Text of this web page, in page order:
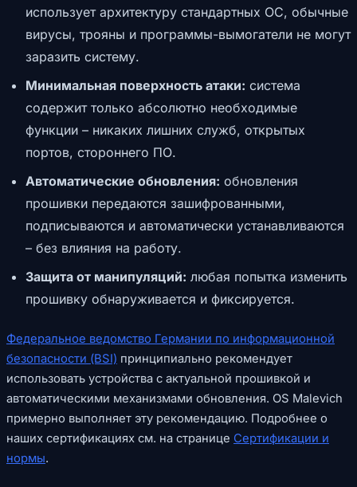
использует архитектуру стандартных ОС, обычные
вирусы, трояны и программы-вымогатели не могут
заразить систему.
Минимальная поверхность атаки: система
содержит только абсолютно необходимые
функции – никаких лишних служб, открытых
портов, стороннего ПО.
Автоматические обновления: обновления
прошивки передаются зашифрованными,
подписываются и автоматически устанавливаются
– без влияния на работу.
Защита от манипуляций: любая попытка изменить
прошивку обнаруживается и фиксируется.
Федеральное ведомство Германии по информационной
безопасности (BSI) принципиально рекомендует
использовать устройства с актуальной прошивкой и
автоматическими механизмами обновления. OS Malevich
примерно выполняет эту рекомендацию. Подробнее о
наших сертификациях см. на странице Сертификации и
нормы.